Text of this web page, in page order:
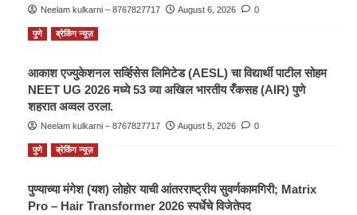
Neelam kulkarni – 8767827717 August 6, 2026 0
पुणे ब्रेकिंग न्यूज़
आकाश एज्युकेशनल सर्व्हिसेस लिमिटेड (AESL) चा विद्यार्थी पाटील सोहम
NEET UG 2026 मध्ये 53 व्या अखिल भारतीय रँकसह (AIR) पुणे
शहरात अव्वल ठरला.
Neelam kulkarni – 8767827717 August 5, 2026 0
पुणे ब्रेकिंग न्यूज़
पुण्याच्या मंगेश (यश) लोहोर याची आंतरराष्ट्रीय सुवर्णकामगिरी; Matrix
Pro – Hair Transformer 2026 स्पर्धेचे विजेतेपद